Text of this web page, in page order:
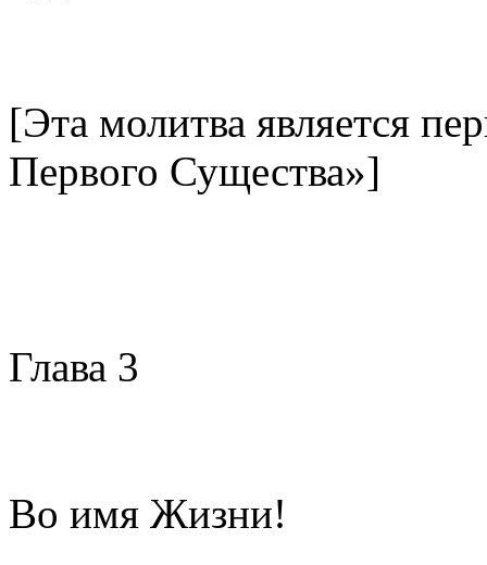
[Эта молитва является
Первого Существа»]
Глава 3
Во имя Жизни!